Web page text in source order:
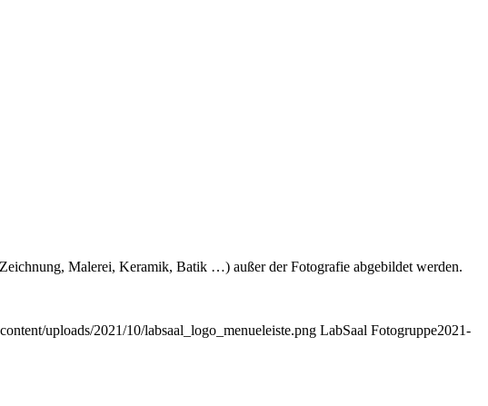
Malerei, Keramik, Batik …) außer der Fotografie abgebildet werden.
uploads/2021/10/labsaal_logo_menueleiste.png LabSaal Fotogruppe2021-